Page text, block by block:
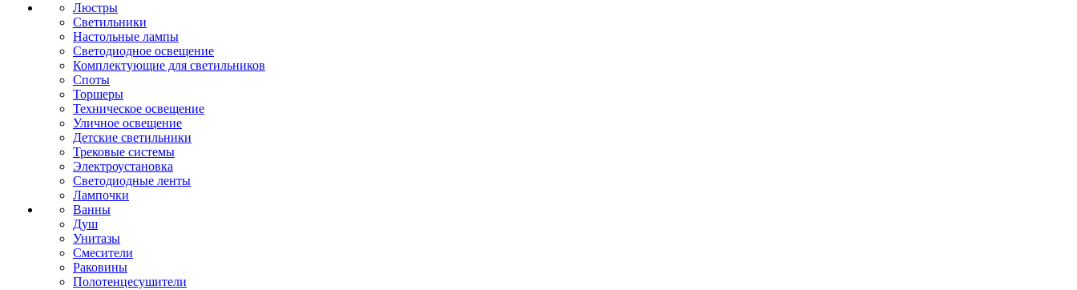
Люстры
Светильники
Настольные лампы
Светодиодное освещение
Комплектующие для светильников
Споты
Торшеры
Техническое освещение
Уличное освещение
Детские светильники
Трековые системы
Электроустановка
Светодиодные ленты
Лампочки
Ванны
Душ
Унитазы
Смесители
Раковины
Полотенцесушители